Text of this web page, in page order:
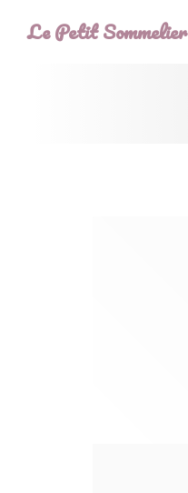
Le Petit Sommelier